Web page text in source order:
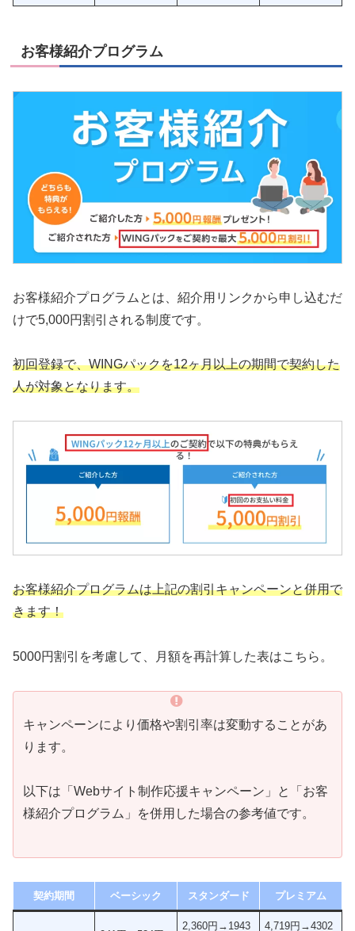
お客様紹介プログラム
お客様紹介プログラムとは、紹介用リンクから申し込むだ
けで5,000円割引される制度です。
初回登録で、WINGパックを12ヶ月以上の期間で契約した
人が対象となります。
お客様紹介プログラムは上記の割引キャンペーンと併用で
きます！
5000円割引を考慮して、月額を再計算した表はこちら。
キャンペーンにより価格や割引率は変動することがあ
ります。
以下は「Webサイト制作応援キャンペーン」と「お客
様紹介プログラム」を併用した場合の参考値です。
契約期間 ベーシック スタンダード プレミアム
2,360円→1943
4,719円→4302